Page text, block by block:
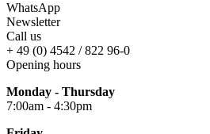
WhatsApp
Newsletter
Call us
+ 49 (0) 4542 / 822 96-0
Opening hours
Monday - Thursday
7:00am - 4:30pm